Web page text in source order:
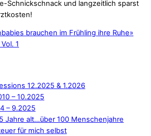
Schnickschnack und langzeitlich sparst
brauchen im Frühling ihre Ruhe»
1
12.2025 & 1.2026
– 10.2025
– 9.2025
Jahre alt…über 100 Menschenjahre
für mich selbst